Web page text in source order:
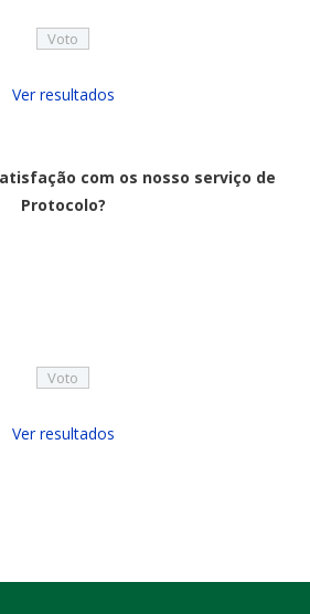
Ver resultados
com os nosso serviço de
Protocolo?
Ver resultados